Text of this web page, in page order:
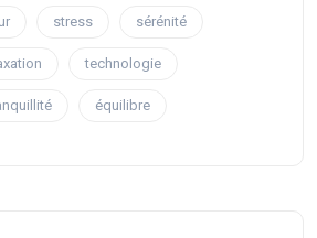
stress sérénité
technologie
équilibre